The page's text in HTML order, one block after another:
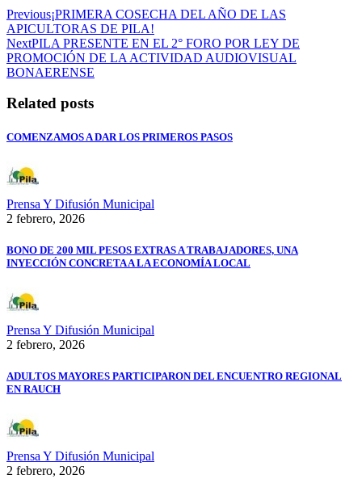
Previous¡PRIMERA COSECHA DEL AÑO DE LAS
APICULTORAS DE PILA!
NextPILA PRESENTE EN EL 2° FORO POR LEY DE
PROMOCIÓN DE LA ACTIVIDAD AUDIOVISUAL
BONAERENSE
Related posts
COMENZAMOS A DAR LOS PRIMEROS PASOS
Prensa Y Difusión Municipal
2 febrero, 2026
BONO DE 200 MIL PESOS EXTRAS A TRABAJADORES, UNA
INYECCIÓN CONCRETA A LA ECONOMÍA LOCAL
Prensa Y Difusión Municipal
2 febrero, 2026
ADULTOS MAYORES PARTICIPARON DEL ENCUENTRO REGIONAL
EN RAUCH
Prensa Y Difusión Municipal
2 febrero, 2026